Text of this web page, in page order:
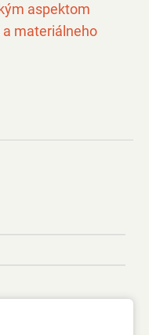
aspektom
materiálneho